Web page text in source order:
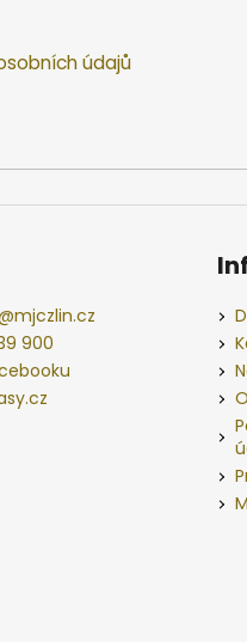
údajů
mjczlin.cz
900